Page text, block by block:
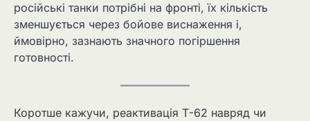
російські танки потрібні на фронті, їх кількість
зменшується через бойове виснаження і,
ймовірно, зазнають значного погіршення
готовності.
Коротше кажучи, реактивація Т-62 навряд чи